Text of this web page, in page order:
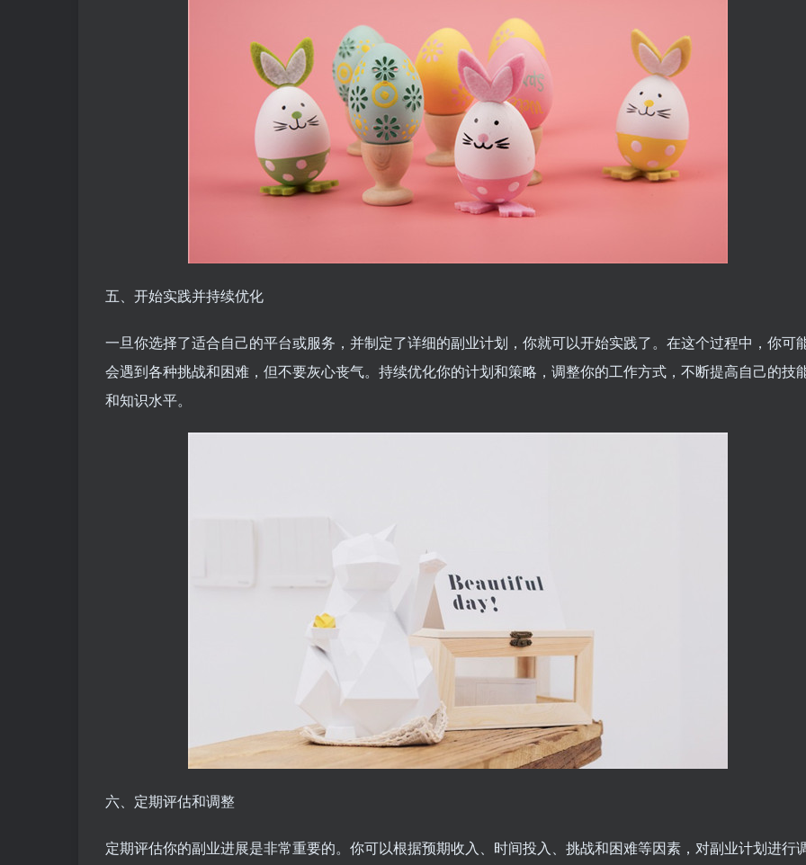
五、开始实践并持续优化
一旦你选择了适合自己的平台或服务，并制定了详细的副业计划，你就可以开始实践了。在这个过程中，你可
会遇到各种挑战和困难，但不要灰心丧气。持续优化你的计划和策略，调整你的工作方式，不断提高自己的技
和知识水平。
六、定期评估和调整
定期评估你的副业进展是非常重要的。你可以根据预期收入、时间投入、挑战和困难等因素，对副业计划进行